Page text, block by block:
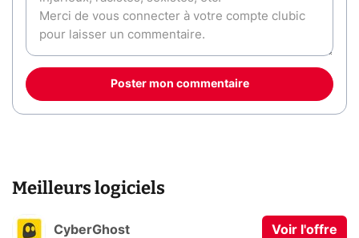
Poster mon commentaire
Meilleurs logiciels
CyberGhost Voir l'offre